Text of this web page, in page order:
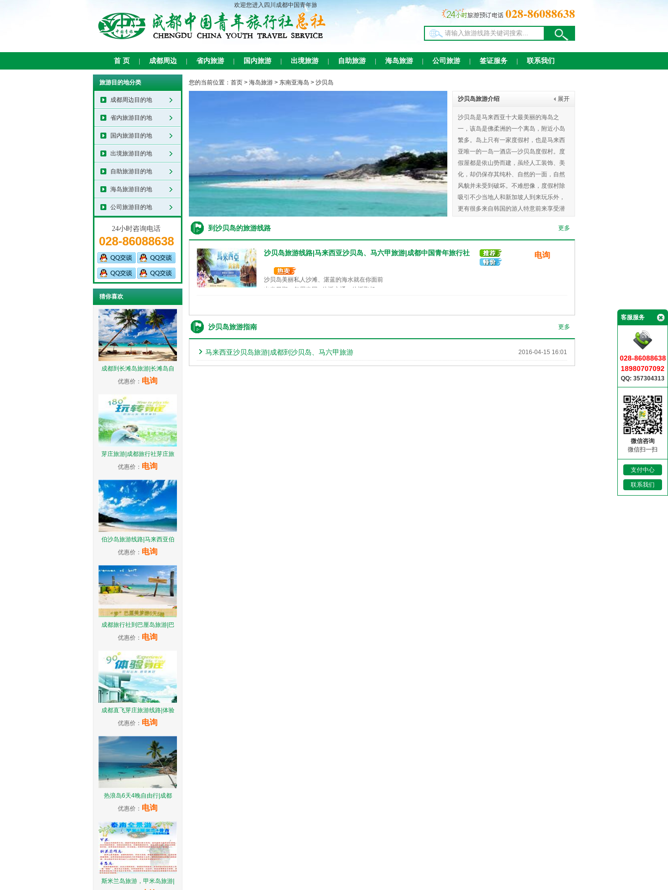
欢迎您进入四川成都中国青年旅行社总社官方网站！ 028-86088638
首 页 成都周边 省内旅游 国内旅游 出境旅游 自助旅游 海岛旅游 公司旅游 签证服务 联系我们
旅游目的地分类
成都周边目的地
省内旅游目的地
国内旅游目的地
出境旅游目的地
自助旅游目的地
海岛旅游目的地
公司旅游目的地
24小时咨询电话
028-86088638
猜你喜欢
成都到长滩岛旅游|长滩岛自
优惠价： 电询
芽庄旅游|成都旅行社芽庄旅
优惠价： 电询
伯沙岛旅游线路|马来西亚伯
优惠价： 电询
成都旅行社到巴厘岛旅游|巴
优惠价： 电询
成都直飞芽庄旅游线路|体验
优惠价： 电询
热浪岛6天4晚自由行|成都
优惠价： 电询
斯米兰岛旅游，甲米岛旅游|
您的当前位置： 首页 > 海岛旅游 > 东南亚海岛 > 沙贝岛
沙贝岛旅游介绍 展开
沙贝岛是马来西亚十大最美丽的海岛之
一，该岛是佛柔洲的一个离岛，附近小岛
繁多。岛上只有一家度假村，也是马来西
亚唯一的一岛一酒店—沙贝岛度假村。度
假屋都是依山势而建，虽经人工装饰、美
化，却仍保存其纯朴、自然的一面，自然
风貌并未受到破坏。不难想像，度假村除
吸引不少当地人和新加坡人到来玩乐外，
更有很多来自韩国的游人特意前来享受潜
沙贝岛上遍布茂密的热带植物，与绵长金
长期的季风所带来的海水冲击而形成，使
得此岛带着粗犷的美感。岸外水底则是迷
到沙贝岛的旅游线路 更多
沙贝岛旅游线路|马来西亚沙贝岛、马六甲旅游|成都中国青年旅行社
沙贝岛美丽私人沙滩、湛蓝的海水就在你面前
出发日期：每周发团 往返交通：往返飞机
电询
沙贝岛旅游指南 更多
马来西亚沙贝岛旅游|成都到沙贝岛、马六甲旅游 2016-04-15 16:01
客服服务
028-86088638
18980707092
QQ: 357304313
微信咨询
微信扫一扫
支付中心
联系我们